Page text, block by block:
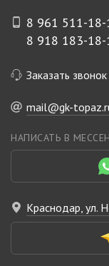
8 961 511-18-
8 918 183-18-
Заказать звонок
mail@gk-
НАПИСАТЬ В
Краснодар, ул.